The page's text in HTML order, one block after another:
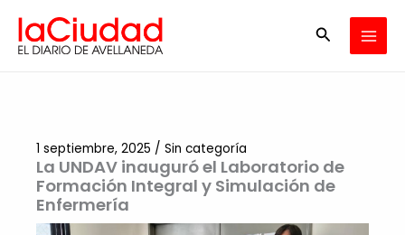
contenido
Buscar
La UNDAV inauguró el Laboratorio de
Formación Integral y Simulación de
Enfermería
1 septiembre, 2025 / Sin categoría